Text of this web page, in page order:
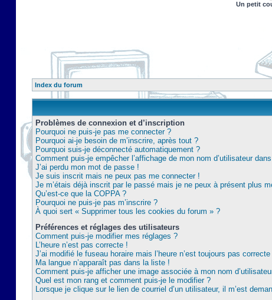
Un petit
Index du forum
Problèmes de connexion et d’inscription
Pourquoi ne puis-je pas me connecter ?
Pourquoi ai-je besoin de m’inscrire, après tout ?
Pourquoi suis-je déconnecté automatiquement ?
Comment puis-je empêcher l’affichage de mon nom d’utilisateur
J’ai perdu mon mot de passe !
Je suis inscrit mais ne peux pas me connecter !
Je m’étais déjà inscrit par le passé mais je ne peux à présent plus
Qu’est-ce que la COPPA ?
Pourquoi ne puis-je pas m’inscrire ?
À quoi sert « Supprimer tous les cookies du forum » ?
Préférences et réglages des utilisateurs
Comment puis-je modifier mes réglages ?
L’heure n’est pas correcte !
J’ai modifié le fuseau horaire mais l’heure n’est toujours pas correcte
Ma langue n’apparaît pas dans la liste !
Comment puis-je afficher une image associée à mon nom
Quel est mon rang et comment puis-je le modifier ?
Lorsque je clique sur le lien de courriel d’un utilisateur, il m’est